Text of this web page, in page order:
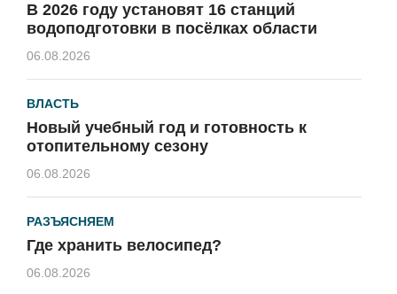
В 2026 году установят 16 станций
водоподготовки в посёлках области
06.08.2026
ВЛАСТЬ
Новый учебный год и готовность к
отопительному сезону
06.08.2026
РАЗЪЯСНЯЕМ
Где хранить велосипед?
06.08.2026